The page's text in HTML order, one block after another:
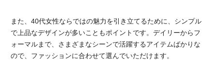
また、40代女性ならではの魅力を引き立てるために、シンプル
で上品なデザインが多いこともポイントです。デイリーからフ
ォーマルまで、さまざまなシーンで活躍するアイテムばかりな
ので、ファッションに合わせて選んでいただけます。